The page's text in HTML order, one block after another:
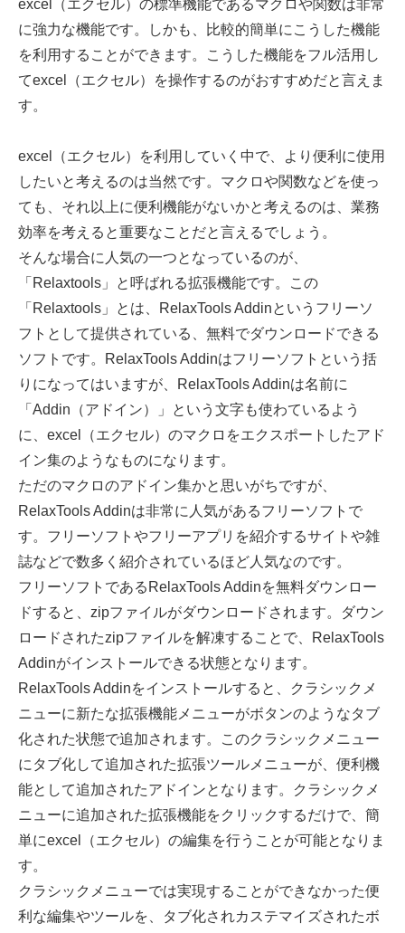
excel（エクセル）の標準機能であるマクロや関数は非常
に強力な機能です。しかも、比較的簡単にこうした機能
を利用することができます。こうした機能をフル活用し
てexcel（エクセル）を操作するのがおすすめだと言えま
す。
excel（エクセル）を利用していく中で、より便利に使用
したいと考えるのは当然です。マクロや関数などを使っ
ても、それ以上に便利機能がないかと考えるのは、業務
効率を考えると重要なことだと言えるでしょう。
そんな場合に人気の一つとなっているのが、
「Relaxtools」と呼ばれる拡張機能です。この
「Relaxtools」とは、RelaxTools Addinというフリーソ
フトとして提供されている、無料でダウンロードできる
ソフトです。RelaxTools Addinはフリーソフトという括
りになってはいますが、RelaxTools Addinは名前に
「Addin（アドイン）」という文字も使わているよう
に、excel（エクセル）のマクロをエクスポートしたアド
イン集のようなものになります。
ただのマクロのアドイン集かと思いがちですが、
RelaxTools Addinは非常に人気があるフリーソフトで
す。フリーソフトやフリーアプリを紹介するサイトや雑
誌などで数多く紹介されているほど人気なのです。
フリーソフトであるRelaxTools Addinを無料ダウンロー
ドすると、zipファイルがダウンロードされます。ダウン
ロードされたzipファイルを解凍することで、RelaxTools
Addinがインストールできる状態となります。
RelaxTools Addinをインストールすると、クラシックメ
ニューに新たな拡張機能メニューがボタンのようなタブ
化された状態で追加されます。このクラシックメニュー
にタブ化して追加された拡張ツールメニューが、便利機
能として追加されたアドインとなります。クラシックメ
ニューに追加された拡張機能をクリックするだけで、簡
単にexcel（エクセル）の編集を行うことが可能となりま
す。
クラシックメニューでは実現することができなかった便
利な編集やツールを、タブ化されカステマイズされたボ